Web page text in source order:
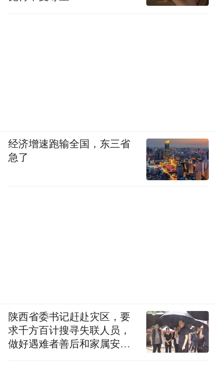
经济增速跑输全国，东三省
急了
陕西省委书记赶赴灾区，要
求千方百计搜寻失联人员，
做好遇难者善后和家属安抚